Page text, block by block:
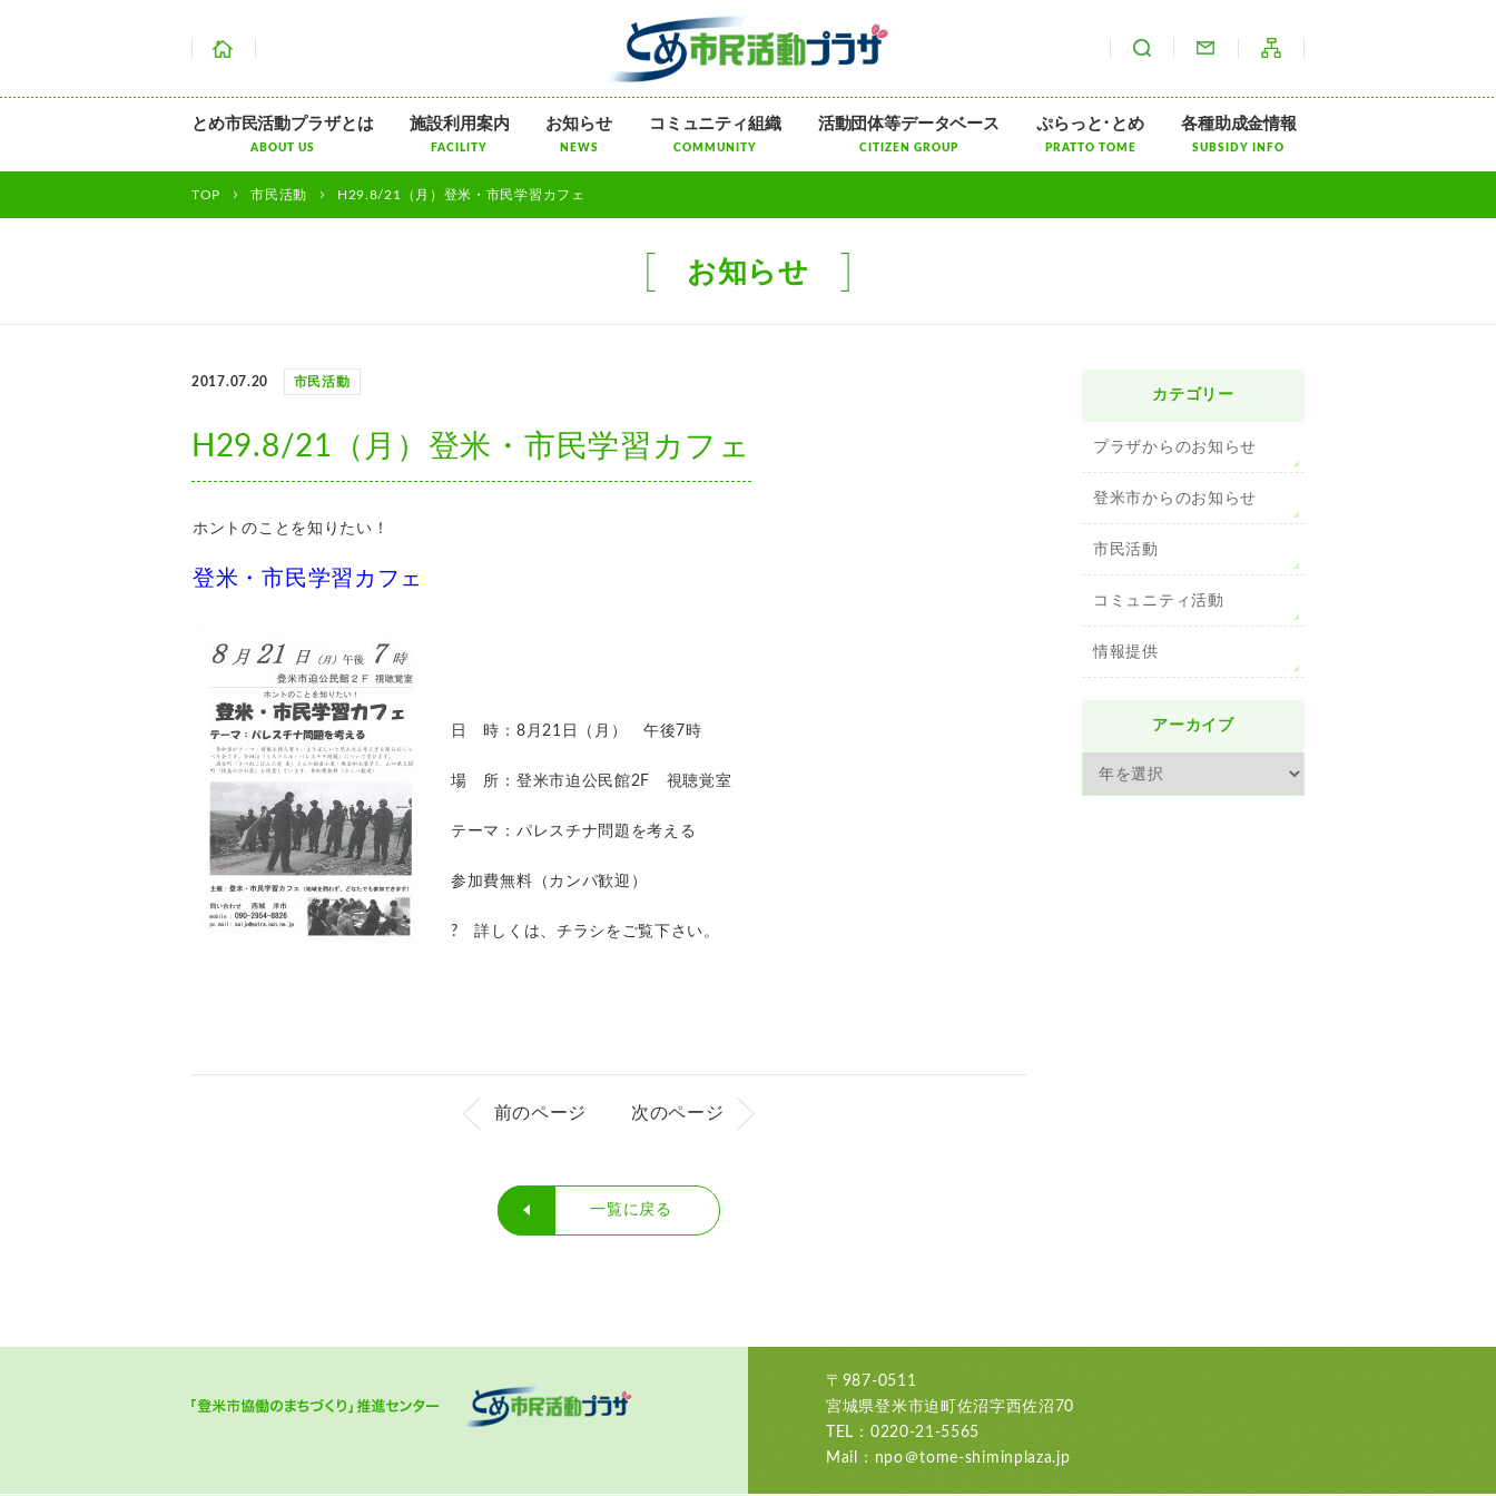
お問い合わせ
サイト内検索
ニ
ば
す
とめ市民活動プラザとは
ABOUT US
施設利用案内
FACILITY
お知らせ
NEWS
コミュニティ組織
COMMUNITY
活動団体等データベース
CITIZEN GROUP
ぷらっと･とめ
PRATTO TOME
各種助成金情報
SUBSIDY INFO
TOP 市民活動 H29.8/21（月）登米・市民学習カフェ
お知らせ
2017.07.20 市民活動
H29.8/21（月）登米・市民学習カフェ
ホントのことを知りたい！
登米・市民学習カフェ
日 時：8月21日（月） 午後7時
場 所：登米市迫公民館2F 視聴覚室
テーマ：パレスチナ問題を考える
参加費無料（カンパ歓迎）
? 詳しくは、チラシをご覧下さい。
前のページ 次のページ
一覧に戻る
カテゴリー
プラザからのお知らせ
登米市からのお知らせ
市民活動
コミュニティ活動
情報提供
アーカイブ
〒987-0511
宮城県登米市迫町佐沼字西佐沼70
TEL：0220-21-5565
Mail：npo＠tome-shiminplaza.jp